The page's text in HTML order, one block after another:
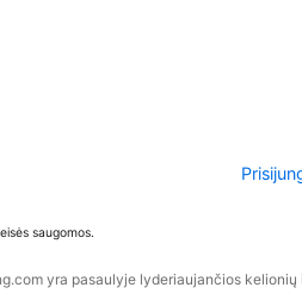
saugomos.
yra pasaulyje lyderiaujančios kelionių